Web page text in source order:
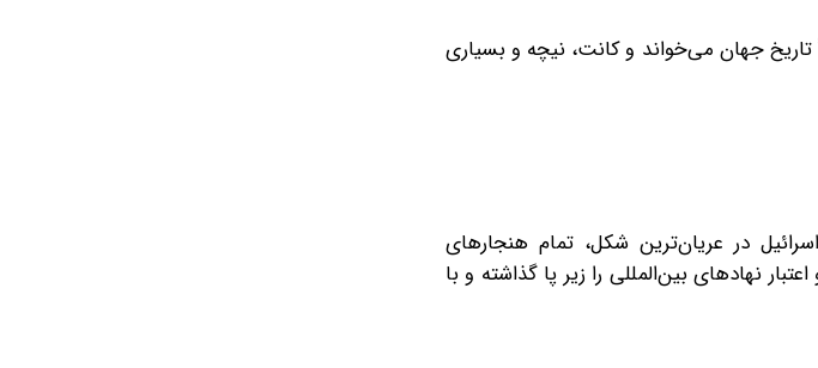
تاریخ جهان می‌خواند و کانت، نیچه و بسیاری
صلح جهانی هستیم. در ۱۵ ماه گذشته، رژیم اسرائیل در عریان‌ترین شکل، تمام هنجارهای
نهادهای بین‌المللی را زیر پا گذاشته و با